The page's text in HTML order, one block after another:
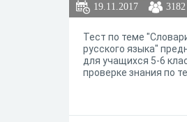
19.11.2017 3182
Тест по теме
русского языка"
для учащихся 5-6
проверке знания по